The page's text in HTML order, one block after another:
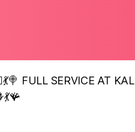
FULL SERVICE AT